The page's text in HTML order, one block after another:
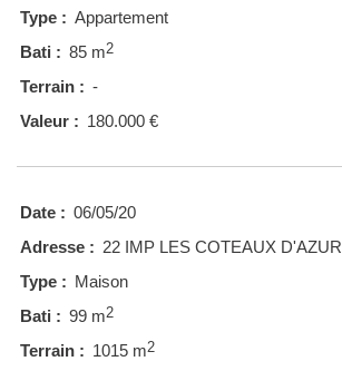
Type : Appartement
Bati : 85 m2
Terrain : -
Valeur : 180.000 €
Date : 06/05/20
Adresse : 22 IMP LES COTEAUX D'AZUR
Type : Maison
Bati : 99 m2
Terrain : 1015 m2